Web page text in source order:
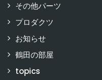
その他パーツ
プロダクツ
お知らせ
鶴田の部屋
topics